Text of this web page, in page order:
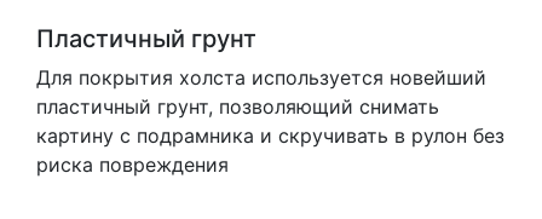
Пластичный грунт
Для покрытия холста используется новейший
пластичный грунт, позволяющий снимать
картину с подрамника и скручивать в рулон без
риска повреждения